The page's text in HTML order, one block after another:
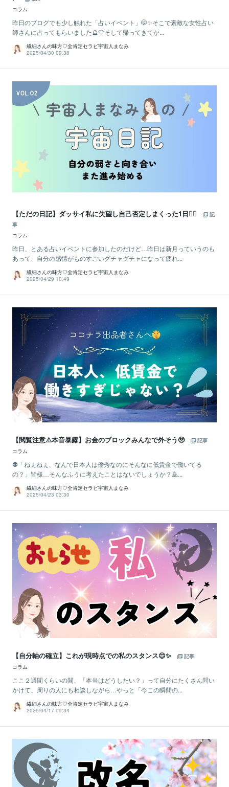
コラム
昨日のブログでも少し触れた「占いイベント」🤭✨そこで素敵な女性占い
師さんに占ってもらいました🔮🤍そして帰ってきてか...
繊細さんの味方♡全肯定セラピ宇宙人まなみ
2025/04/30 09:38
【ただの日記】ダッサイ私に失望し自己否定しまくった1日😮‍💨
記
事
コラム
昨日、とある占いイベントに参加したのだけど…昨日は新月っていうのも
あって、自分の感情がものすごいグチャグチャになって疲れ...
繊細さんの味方♡全肯定セラピ宇宙人まなみ
2025/04/29 10:49
【閲覧注意⚠️本音暴露】お金のブロックみんなで外そう🥺
記事
コラム
👽「ねぇねぇ、なんで日本人は優秀なのにそんなに低賃金で働いてる
の？」皆様…そんなふうに考えたことはないでしょうか？🙇...
繊細さんの味方♡全肯定セラピ宇宙人まなみ
2025/04/23 03:30
【自分軸の確立】これが現時点での私のスタンス😌✨
記事
コラム
ここ２週間くらいの間、「本当はどうしたい？」って自分にたくさん問い
かけて、周りの人にも相談しながら…やっと「今この瞬間の...
繊細さんの味方♡全肯定セラピ宇宙人まなみ
2025/04/17 09:34